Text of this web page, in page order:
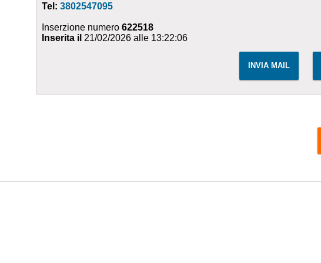
Tel:3802547095
Inserzione numero622518
Inserita il 21/02/2026 alle 13:22:06
INVIA MAIL